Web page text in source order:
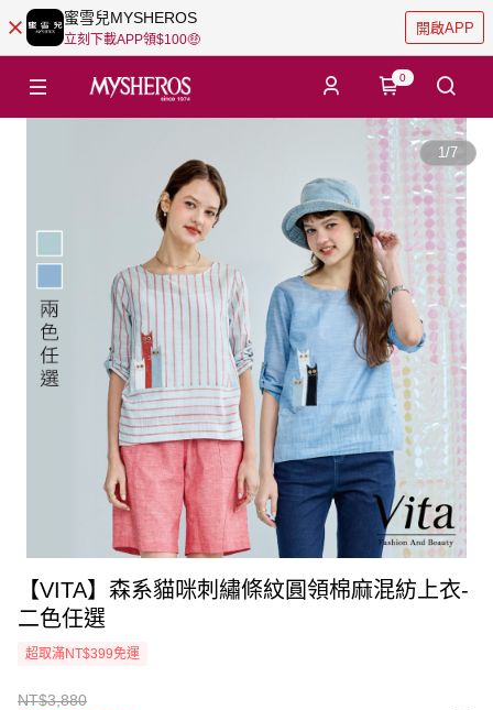
蜜雪兒MYSHEROS
立刻下載APP領$100🤑
開啟APP
0
1/7
【VITA】森系貓咪刺繡條紋圓領棉麻混紡上衣-
二色任選
超取滿NT$399免運
NT$3,880